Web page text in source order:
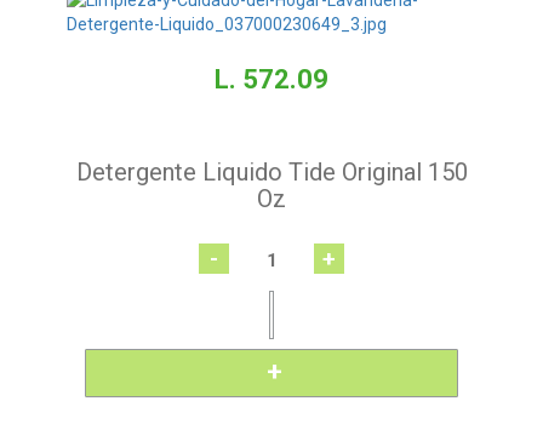
L. 572.09
Detergente Liquido Tide Original 150
Oz
- +